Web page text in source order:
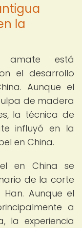
la
está
el desarrollo
Aunque el
de madera
la técnica de
influyó en la
en China.
en China se
de la corte
Aunque el
a
la experiencia